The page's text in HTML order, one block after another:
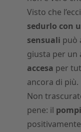
Visto che
sedurlo con
sensuali può
giusta per un
accesa per
ancora di più.
Non
pene: il